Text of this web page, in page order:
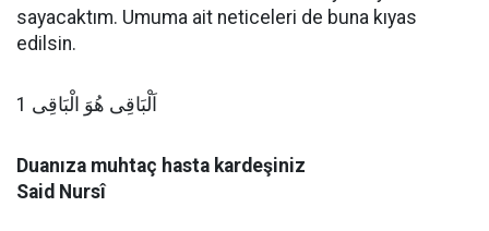
sayacaktım. Umuma ait neticeleri de buna kıyas
edilsin.
اَلْبَاقِى هُوَ الْبَاقِى 1
Duanıza muhtaç hasta kardeşiniz
Said Nursî